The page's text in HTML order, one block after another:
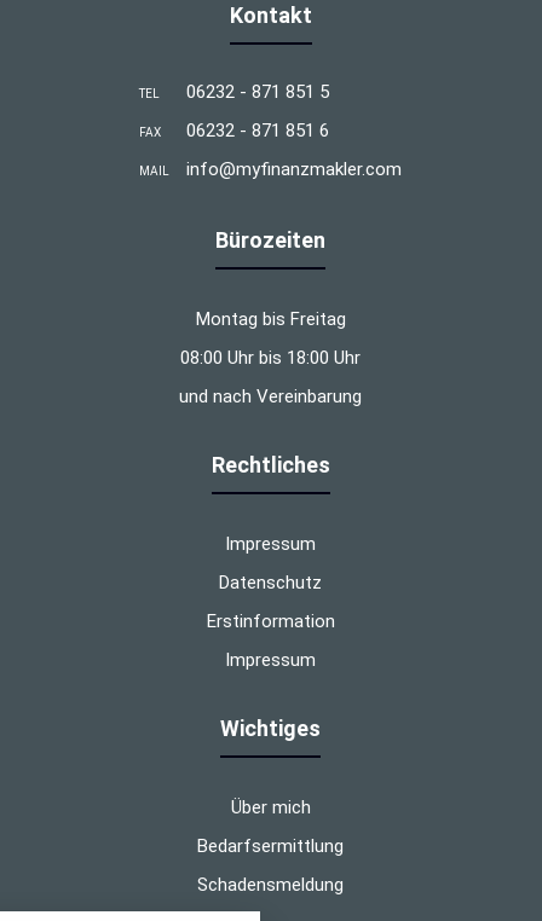
Kontakt
TEL 06232 - 871 851 5
FAX 06232 - 871 851 6
MAIL info@myfinanzmakler.com
Bürozeiten
Montag bis Freitag
08:00 Uhr bis 18:00 Uhr
und nach Vereinbarung
Rechtliches
Impressum
Datenschutz
Erstinformation
Impressum
Wichtiges
Über mich
Bedarfsermittlung
Schadensmeldung